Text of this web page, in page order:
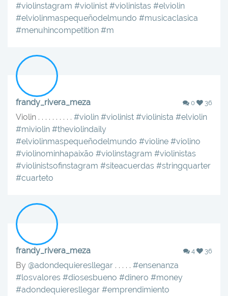
#violinstagram #violinist #violinistas #elviolin
#elviolinmaspequeñodelmundo #musicaclasica
#menuhincompetition #m
frandy_rivera_meza 0 36
Violin . . . . . . . . . . #violin #violinist #violinista #elviolin
#miviolin #theviolindaily
#elviolinmaspequeñodelmundo #violine #violino
#violinominhapaixão #violinstagram #violinistas
#violinistsofinstagram #siteacuerdas #stringquarter
#cuarteto
frandy_rivera_meza 4 36
By @adondequieresllegar . . . . . #ensenanza
#losvalores #diosesbueno #dinero #money
#adondequieresllegar #emprendimiento